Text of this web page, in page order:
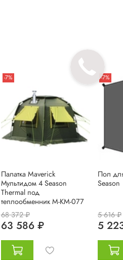
-7%
Палатка Maverick
Мультидом 4 Season
Thermal под
теплообменник M-KM-077
68 372 ₽
63 586 ₽
-7%
Пол
Season
5 616 ₽
5